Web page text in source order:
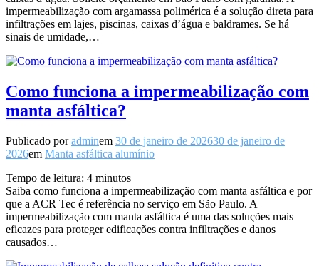
impermeabilização com argamassa polimérica é a solução direta para
infiltrações em lajes, piscinas, caixas d’água e baldrames. Se há
sinais de umidade,…
Como funciona a impermeabilização com
manta asfáltica?
Publicado poradminem 30 de janeiro de 202630 de janeiro de
2026em Manta asfáltica alumínio
Tempo de leitura: 4 minutos
Saiba como funciona a impermeabilização com manta asfáltica e por
que a ACR Tec é referência no serviço em São Paulo. A
impermeabilização com manta asfáltica é uma das soluções mais
eficazes para proteger edificações contra infiltrações e danos
causados…